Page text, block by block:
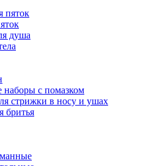
пяток
душа
наборы с помазком
стрижки в носу и ушах
бритья